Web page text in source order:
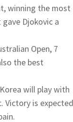
winning the most
Djokovic a
Open, 7
the best
will play with
Victory is expected